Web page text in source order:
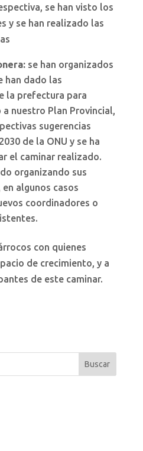
se han visto los
y se han realizado las
se han organizados
han dado las
la prefectura para
a nuestro Plan Provincial,
sugerencias
de la ONU y se ha
el caminar realizado.
organizando sus
algunos casos
coordinadores o
con quienes
de crecimiento, y a
de este caminar.